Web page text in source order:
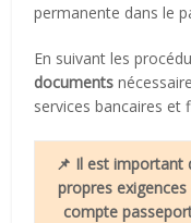
permanente dans le
En suivant les
documents
services bancaires et
📌 Il est important
propres exigences
compte